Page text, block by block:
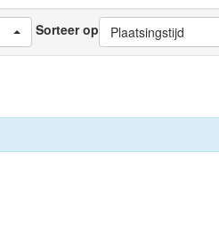
Sorteer op Plaatsingstijd